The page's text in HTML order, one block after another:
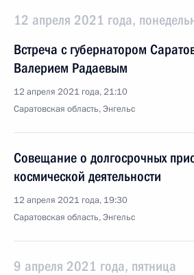
12 апреля 2021 года,
Встреча с губернатором
Валерием Радаевым
12 апреля 2021 года, 21:10
Саратовская область, Энгельс
Совещание о долгосрочных
космической деятельности
12 апреля 2021 года, 19:30
Саратовская область, Энгельс
9 апреля 2021 года, пятница